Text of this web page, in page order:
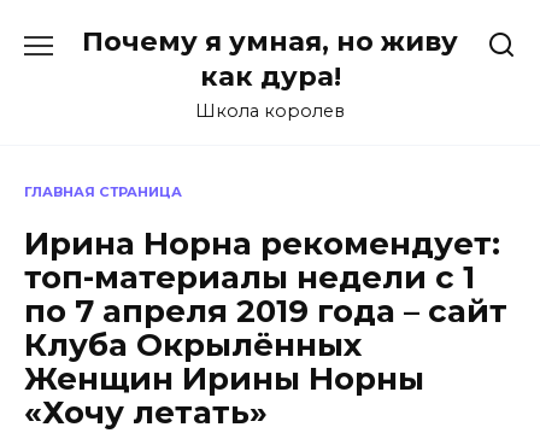
Почему я умная, но живу
как дура!
Школа королев
ГЛАВНАЯ СТРАНИЦА
Ирина Норна рекомендует:
топ-материалы недели с 1
по 7 апреля 2019 года – сайт
Клуба Окрылённых
Женщин Ирины Норны
«Хочу летать»